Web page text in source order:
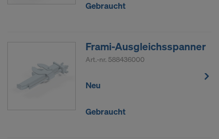
Gebraucht
Frami-Ausgleichsspanner
Art.-nr. 588436000
Neu
Gebraucht